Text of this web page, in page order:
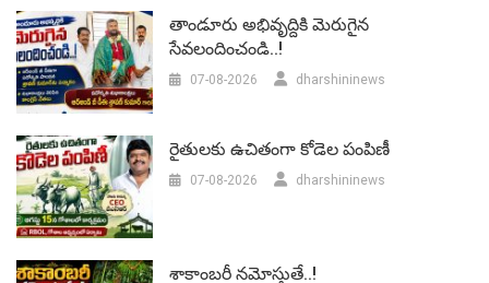
తాండూరు అభివృద్దికి మెరుగైన
సేవలందించండి..!
07-08-2026 dharshininews
రైతులకు ఉచితంగా కోడెల పంపిణీ
07-08-2026 dharshininews
శాకాంబరీ నమోస్తుతే..!